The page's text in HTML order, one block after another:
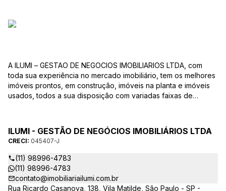
A ILUMI – GESTAO DE NEGOCIOS IMOBILIARIOS LTDA, com
toda sua experiência no mercado imobiliário, tem os melhores
imóveis prontos, em construção, imóveis na planta e imóveis
usados, todos a sua disposição com variadas faixas de
credenciados ao CRECI-EE – estarão sempre prontos para
responder-lhe todas as suas dúvidas sobre casas,
apartamentos, terrenos, salas comerciais e outros produtos
imobiliários.
ILUMI - GESTÃO DE NEGÓCIOS IMOBILIÁRIOS LTDA
CRECI: 045407-J
(11) 98996-4783
(11) 98996-4783
contato@imobiliariailumi.com.br
Rua Ricardo Casanova, 138, Vila Matilde, São Paulo - SP -